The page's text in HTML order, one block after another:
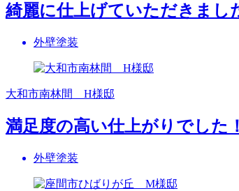
綺麗に仕上げていただきまし
外壁塗装
大和市南林間 H様邸
満足度の高い仕上がりでした！
外壁塗装